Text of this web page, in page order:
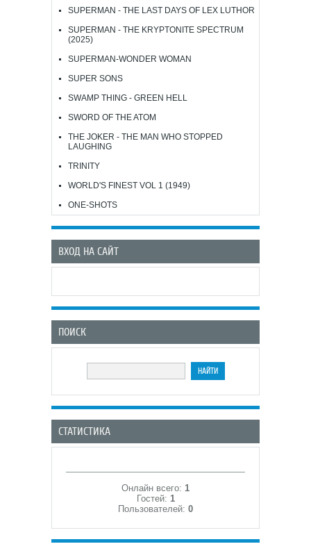
SUPERMAN - THE LAST DAYS OF LEX LUTHOR
SUPERMAN - THE KRYPTONITE SPECTRUM
(2025)
SUPERMAN-WONDER WOMAN
SUPER SONS
SWAMP THING - GREEN HELL
SWORD OF THE ATOM
THE JOKER - THE MAN WHO STOPPED
LAUGHING
TRINITY
WORLD'S FINEST VOL 1 (1949)
ONE-SHOTS
ВХОД НА САЙТ
ПОИСК
СТАТИСТИКА
Онлайн всего: 1
Гостей: 1
Пользователей: 0